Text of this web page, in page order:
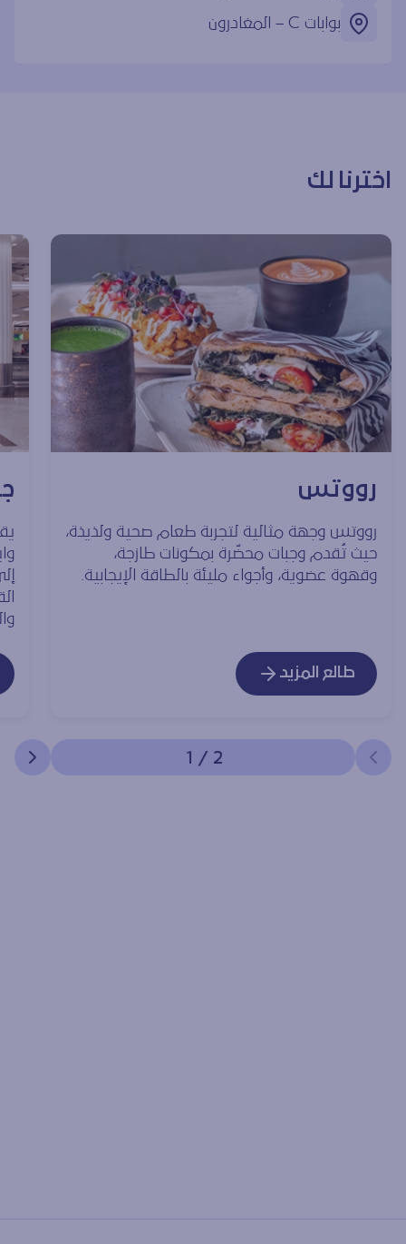
بوابات ‎C – المغادرون
اخترنا لك
رووتس
رووتس وجهة مثالية لتجربة طعام صحية ولذيذة،
حيث تُقدم وجبات محضّرة بمكونات طازجة،
وقهوة عضوية، وأجواء مليئة بالطاقة الإيجابية.
طالع المزيد
1 / 2